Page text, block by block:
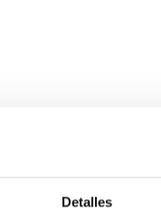
Detalles